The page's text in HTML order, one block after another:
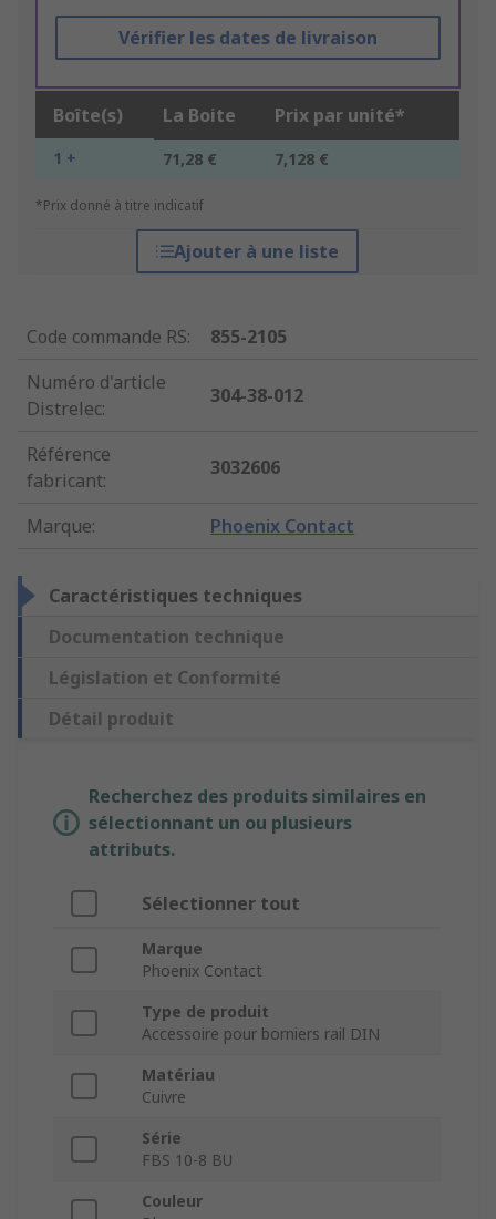
Vérifier les dates de livraison
Boîte(s) La Boite Prix par unité*
1 + 71,28 € 7,128 €
*Prix donné à titre indicatif
Ajouter à une liste
Code commande RS:
855-2105
Numéro d'article
Distrelec:
304-38-012
Référence
fabricant:
3032606
Marque: Phoenix Contact
Caractéristiques techniques
Documentation technique
Législation et Conformité
Détail produit
Recherchez des produits similaires en
sélectionnant un ou plusieurs
attributs.
Sélectionner tout
Marque
Phoenix Contact
Type de produit
Accessoire pour borniers rail DIN
Matériau
Cuivre
Série
FBS 10-8 BU
Couleur